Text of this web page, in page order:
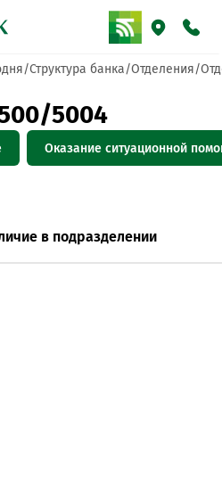
Структура банка Отделения
5004
Оказание ситуационной
в подразделении